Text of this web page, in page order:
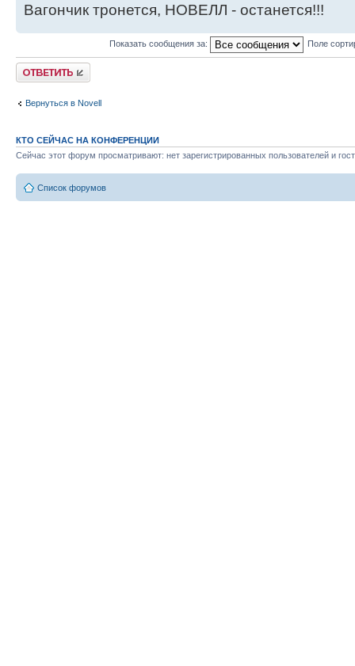
Вагончик тронется, НОВЕЛЛ - останется!!!
Показать сообщения за: Поле
Ответить
Вернуться в Novell
КТО СЕЙЧАС НА КОНФЕРЕНЦИИ
Сейчас этот форум просматривают: нет зарегистрированных пользователей и
Список форумов